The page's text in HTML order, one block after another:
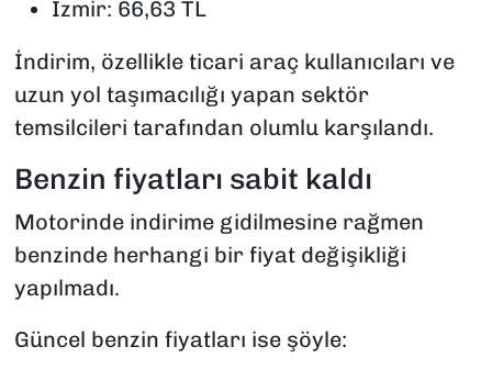
İzmir: 66,63 TL
İndirim, özellikle ticari araç kullanıcıları ve
uzun yol taşımacılığı yapan sektör
temsilcileri tarafından olumlu karşılandı.
Benzin fiyatları sabit kaldı
Motorinde indirime gidilmesine rağmen
benzinde herhangi bir fiyat değişikliği
yapılmadı.
Güncel benzin fiyatları ise şöyle: